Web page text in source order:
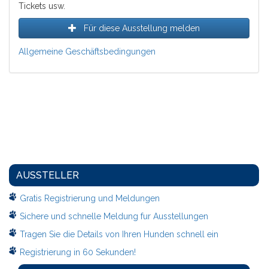
Tickets usw.
Für diese Ausstellung melden
Allgemeine Geschäftsbedingungen
AUSSTELLER
Gratis Registrierung und Meldungen
Sichere und schnelle Meldung fur Ausstellungen
Tragen Sie die Details von Ihren Hunden schnell ein
Registrierung in 60 Sekunden!